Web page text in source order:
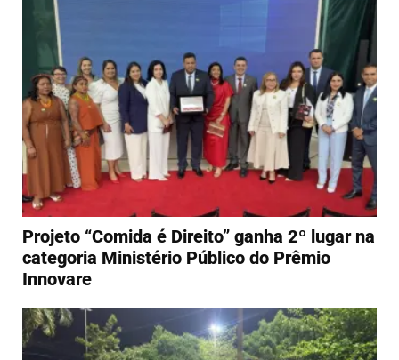
Projeto “Comida é Direito” ganha 2º lugar na
categoria Ministério Público do Prêmio
Innovare